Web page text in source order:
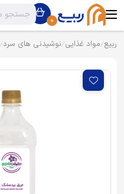
0
ربیع مواد غذایی نوشیدنی های سرد